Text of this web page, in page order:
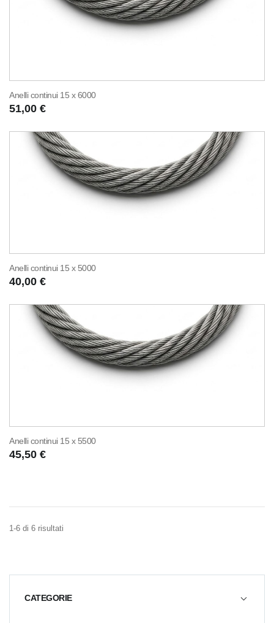
CATEGORIE
Anelli continui 15 x 6000
51,00 €
Anelli continui 15 x 5000
40,00 €
Anelli continui 15 x 5500
45,50 €
1-6 di 6 risultati